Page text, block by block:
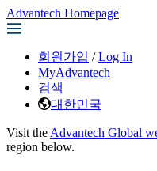
Advantech Homepage
회원가입 / Log In
MyAdvantech
검색
대한민국
Visit the Advantech Global
region below.